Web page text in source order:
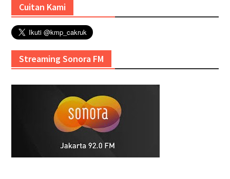
Cuitan Kami
Streaming Sonora FM